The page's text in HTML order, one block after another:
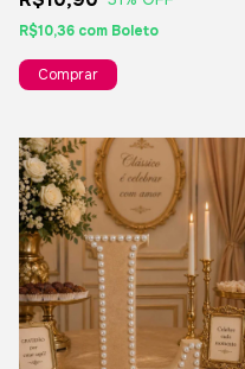
R$10,36 com Boleto